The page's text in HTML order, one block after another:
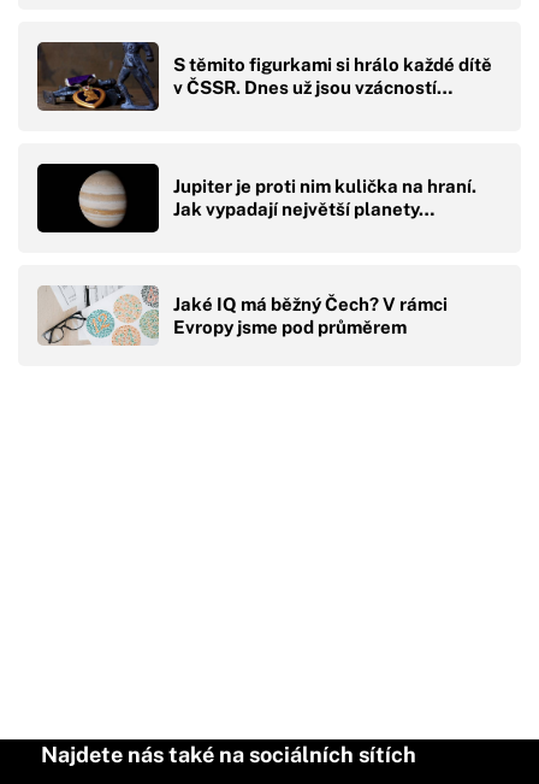
S těmito figurkami si hrálo každé dítě
v ČSSR. Dnes už jsou vzácností…
Jupiter je proti nim kulička na hraní.
Jak vypadají největší planety…
Jaké IQ má běžný Čech? V rámci
Evropy jsme pod průměrem
Najdete nás také na sociálních sítích